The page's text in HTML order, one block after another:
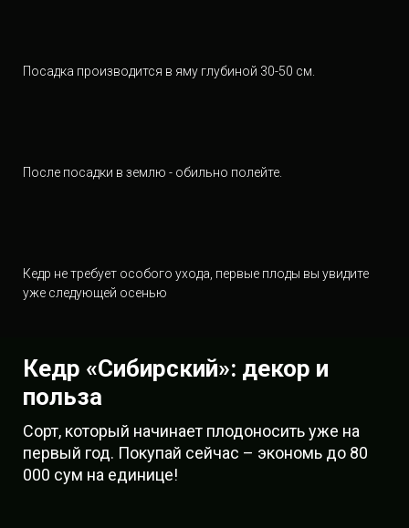
Посадка производится в яму глубиной 30-50 см.
После посадки в землю - обильно полейте.
Кедр не требует особого ухода, первые плоды вы увидите
уже следующей осенью
Кедр «Сибирский»: декор и
польза
Сорт, который начинает плодоносить уже на
первый год. Покупай сейчас – экономь до 80
000 сум на единице!